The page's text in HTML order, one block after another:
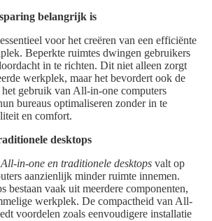
belangrijk is
voor het creëren van een efficiënte
Beperkte ruimtes dwingen gebruikers
in te richten. Dit niet alleen zorgt
werkplek, maar het bevordert ook de
gebruik van All-in-one computers
bureaus optimaliseren zonder in te
en comfort.
desktops
in-one en traditionele desktops valt op
aanzienlijk minder ruimte innemen.
bestaan vaak uit meerdere componenten,
werkplek. De compactheid van All-
voordelen zoals eenvoudigere installatie